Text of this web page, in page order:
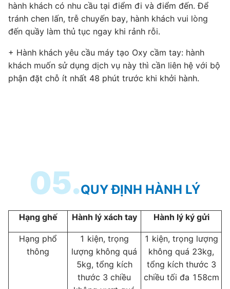
hành khách có nhu cầu tại điểm đi và điểm đến. Để
tránh chen lấn, trễ chuyến bay, hành khách vui lòng
đến quầy làm thủ tục ngay khi rảnh rỗi.
+ Hành khách yêu cầu máy tạo Oxy cầm tay: hành
khách muốn sử dụng dịch vụ này thì cần liên hệ với bộ
phận đặt chỗ ít nhất 48 phút trước khi khởi hành.
05.QUY ĐỊNH HÀNH LÝ
Hạng ghế Hành lý xách tay Hành lý ký gửi
Hạng phổ
thông
1 kiện, trọng
lượng không quá
5kg, tổng kích
thước 3 chiều
1 kiện, trọng lượng
không quá 23kg,
tổng kích thước 3
chiều tối đa 158cm